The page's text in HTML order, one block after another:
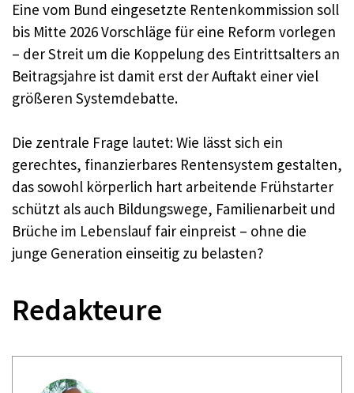
Eine vom Bund eingesetzte Rentenkommission soll
bis Mitte 2026 Vorschläge für eine Reform vorlegen
– der Streit um die Koppelung des Eintrittsalters an
Beitragsjahre ist damit erst der Auftakt einer viel
größeren Systemdebatte.
Die zentrale Frage lautet: Wie lässt sich ein
gerechtes, finanzierbares Rentensystem gestalten,
das sowohl körperlich hart arbeitende Frühstarter
schützt als auch Bildungswege, Familienarbeit und
Brüche im Lebenslauf fair einpreist – ohne die
junge Generation einseitig zu belasten?
Redakteure